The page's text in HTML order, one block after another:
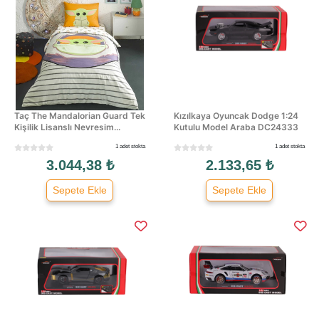
Taç The Mandalorian Guard Tek
Kişilik Lisanslı Nevresim...
1 adet stokta
3.044,38 ₺
Sepete Ekle
Kızılkaya Oyuncak Dodge 1:24
Kutulu Model Araba DC24333
1 adet stokta
2.133,65 ₺
Sepete Ekle